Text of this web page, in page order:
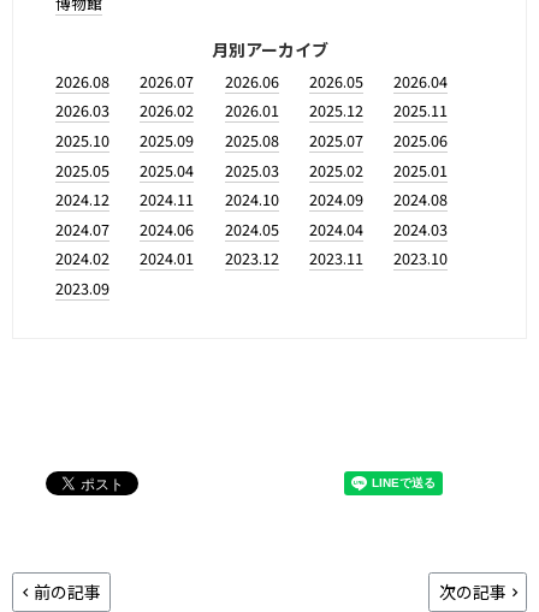
月別アーカイブ
2026.08 2026.07 2026.06 2026.05
2026.04
2026.03
2026.02 2026.01 2025.12
2025.11
2025.10
2025.09 2025.08 2025.07
2025.06
2025.05
2025.04 2025.03 2025.02
2025.01
2024.12
2024.11 2024.10 2024.09
2024.08
2024.07
2024.06 2024.05 2024.04
2024.03
2024.02
2024.01 2023.12 2023.11
2023.10
2023.09
前の記事 次の記事